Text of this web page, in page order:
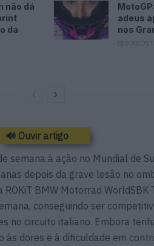
não dá
da
adeus
nos
8
🔊 Ouvir artigo
semana à ação no Mundial de
depois da grave lesão no
BMW Motorrad WorldSBK
conseguindo ser
no circuito italiano. Embora
às dores e à dificuldade em